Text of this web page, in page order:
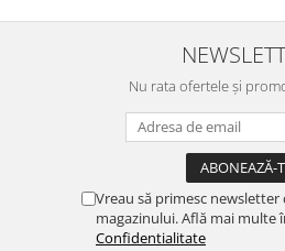
Nu rata ofertele și
Vreau să primesc
magazinului. Află mai multe
Confidentialitate